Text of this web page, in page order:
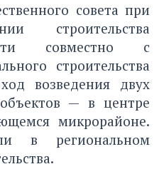
совета при
строительства
совместно с
строительства
возведения двух
— в центре
микрорайоне.
в региональном